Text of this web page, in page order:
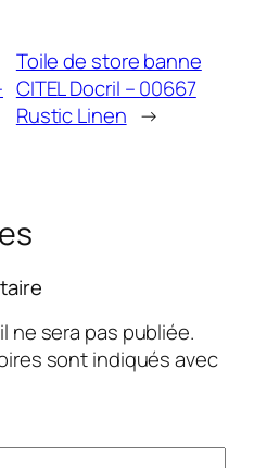
Toile de store banne
CITEL Docril – 00667
Rustic Linen →
ne sera pas publiée.
sont indiqués avec